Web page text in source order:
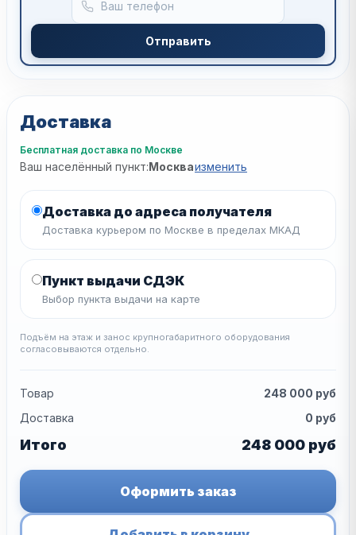
Отправить
Доставка
Бесплатная доставка по Москве
Ваш населённый пункт:Москваизменить
Доставка до адреса получателя
Доставка курьером по Москве в пределах МКАД
Пункт выдачи СДЭК
Выбор пункта выдачи на карте
Подъём на этаж и занос крупногабаритного оборудования
согласовываются отдельно.
Товар 248 000 руб
Доставка
0 руб
Итого 248 000 руб
Оформить заказ